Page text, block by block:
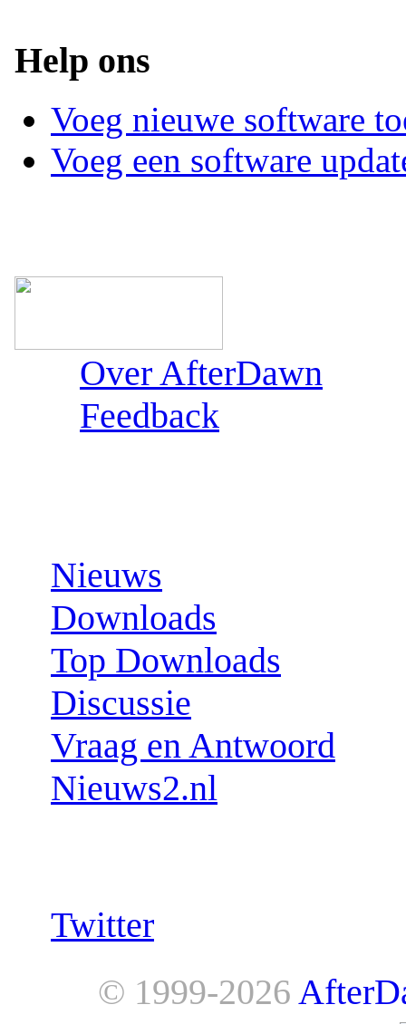
Help ons
Voeg nieuwe software
Voeg een software
Over AfterDawn
Feedback
Nieuws
Downloads
Top Downloads
Discussie
Vraag en Antwoord
Nieuws2.nl
Twitter
© 1999-2026